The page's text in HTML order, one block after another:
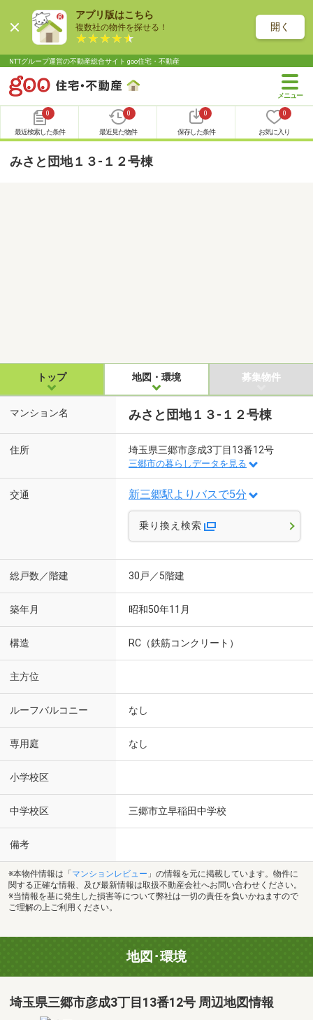
アプリ版はこちら
複数社の物件を探せる！ 開く
NTTグループ運営の不動産総合サイト goo住宅・不動産
0
最近検索した条件
0
最近見た物件
0
保存した条件
0
お気に入り
みさと団地１３-１２号棟
トップ 地図・環境 募集物件
マンション名 みさと団地１３-１２号棟
住所 埼玉県三郷市彦成3丁目13番12号
三郷市の暮らしデータを見る
交通 新三郷駅よりバスで5分
乗り換え検索
総戸数／階建 30戸／5階建
築年月 昭和50年11月
構造 RC（鉄筋コンクリート）
主方位
ルーフバルコニー なし
専用庭 なし
小学校区
中学校区 三郷市立早稲田中学校
備考
※本物件情報は「 マンションレビュー 」の情報を元に掲載しています。物件に
関する正確な情報、及び最新情報は取扱不動産会社へお問い合わせください。
※当情報を基に発生した損害等について弊社は一切の責任を負いかねますので
ご理解の上ご利用ください。
地図･環境
埼玉県三郷市彦成3丁目13番12号 周辺地図情報